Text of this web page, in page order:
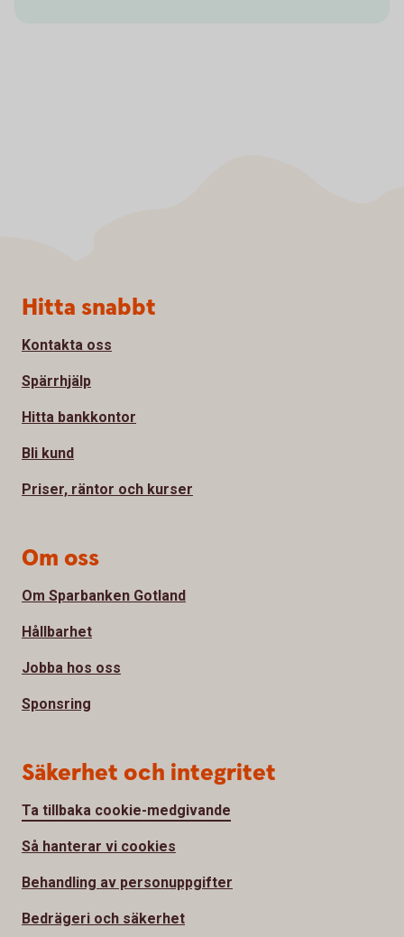
Sidfot
Hitta snabbt
Kontakta oss
Spärrhjälp
Hitta bankkontor
Bli kund
Priser, räntor och kurser
Om oss
Om Sparbanken Gotland
Hållbarhet
Jobba hos oss
Sponsring
Säkerhet och integritet
Ta tillbaka cookie-medgivande
Så hanterar vi cookies
Behandling av personuppgifter
Bedrägeri och säkerhet